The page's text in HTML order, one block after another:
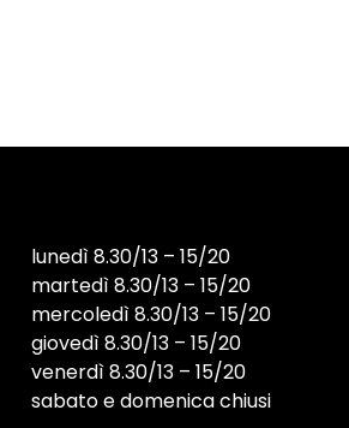
lunedì 8.30/13 – 15/20
martedì 8.30/13 – 15/20
mercoledì 8.30/13 – 15/20
giovedì 8.30/13 – 15/20
venerdì 8.30/13 – 15/20
sabato e domenica chiusi